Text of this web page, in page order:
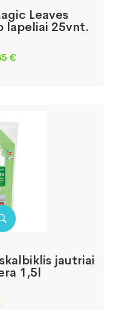
Leaves
lapeliai 25vnt.
€
jautriai
1,5l